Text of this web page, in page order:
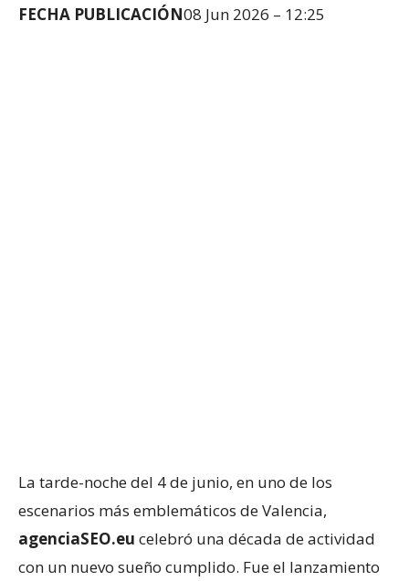
FECHA PUBLICACIÓN08 Jun 2026 – 12:25
La tarde-noche del 4 de junio, en uno de los
escenarios más emblemáticos de Valencia,
agenciaSEO.eu celebró una década de actividad
con un nuevo sueño cumplido. Fue el lanzamiento